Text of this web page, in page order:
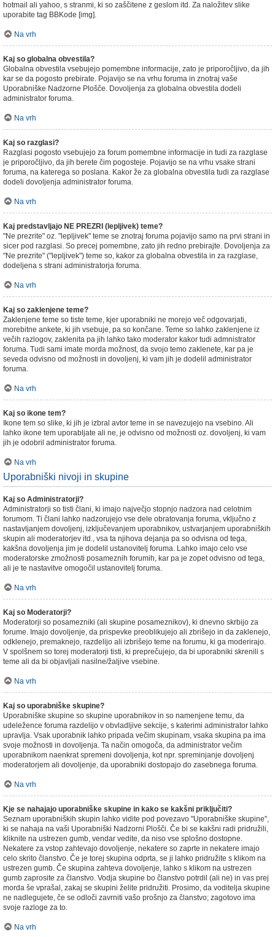
hotmail ali yahoo, s stranmi, ki so zaščitene z geslom itd. Za naložitev slike
uporabite tag BBKode [img].
Na vrh
Kaj so globalna obvestila?
Globalna obvestila vsebujejo pomembne informacije, zato je priporočljivo, da jih
kar se da pogosto prebirate. Pojavijo se na vrhu foruma in znotraj vaše
Uporabniške Nadzorne Plošče. Dovoljenja za globalna obvestila dodeli
administrator foruma.
Na vrh
Kaj so razglasi?
Razglasi pogosto vsebujejo za forum pomembne informacije in tudi za razglase
je priporočljivo, da jih berete čim pogosteje. Pojavijo se na vrhu vsake strani
foruma, na katerega so poslana. Kakor že za globalna obvestila tudi za razglase
dodeli dovoljenja administrator foruma.
Na vrh
Kaj predstavljajo NE PREZRI (lepljivek) teme?
"Ne prezrite" oz. "lepljivek" teme se znotraj foruma pojavijo samo na prvi strani in
sicer pod razglasi. So precej pomembne, zato jih redno prebirajte. Dovoljenja za
"Ne prezrite" ("lepljivek") teme so, kakor za globalna obvestila in za razglase,
dodeljena s strani administratorja foruma.
Na vrh
Kaj so zaklenjene teme?
Zaklenjene teme so tiste teme, kjer uporabniki ne morejo več odgovarjati,
morebitne ankete, ki jih vsebuje, pa so končane. Teme so lahko zaklenjene iz
večih razlogov, zaklenita pa jih lahko tako moderator kakor tudi admnistrator
foruma. Tudi sami imate morda možnost, da svojo temo zaklenete, kar pa je
seveda odvisno od možnosti in dovoljenj, ki vam jih je dodelil administrator
foruma.
Na vrh
Kaj so ikone tem?
Ikone tem so slike, ki jih je izbral avtor teme in se navezujejo na vsebino. Ali
lahko ikone tem uporabljate ali ne, je odvisno od možnosti oz. dovoljenj, ki vam
jih je odobril administrator foruma.
Na vrh
Uporabniški nivoji in skupine
Kaj so Administratorji?
Administratorji so tisti člani, ki imajo največjo stopnjo nadzora nad celotnim
forumom. Ti člani lahko nadzorujejo vse dele obratovanja foruma, vključno z
nastavljanjem dovoljenj, izključevanjem uporabnikov, ustvarjanjem uporabniških
skupin ali moderatorjev itd., vsa ta njihova dejanja pa so odvisna od tega,
kakšna dovoljenja jim je dodelil ustanovitelj foruma. Lahko imajo celo vse
moderatorske zmožnosti posameznih forumih, kar pa je zopet odvisno od tega,
ali je te nastavitve omogočil ustanovitelj foruma.
Na vrh
Kaj so Moderatorji?
Moderatorji so posamezniki (ali skupine posameznikov), ki dnevno skrbijo za
forume. Imajo dovoljenje, da prispevke preoblikujejo ali zbrišejo in da zaklenejo,
odklenejo, premaknejo, razdelijo ali izbrišejo teme na forumu, ki ga moderirajo.
V spolšnem so torej moderatorji tisti, ki preprečujejo, da bi uporabniki skrenili s
teme ali da bi objavljali nasilne/žaljive vsebine.
Na vrh
Kaj so uporabniške skupine?
Uporabniške skupine so skupine uporabnikov in so namenjene temu, da
udeležence foruma razdelijo v obvladljive sekcije, s katerimi administrator lahko
upravlja. Vsak uporabnik lahko pripada večim skupinam, vsaka skupina pa ima
svoje možnosti in dovoljenja. Ta način omogoča, da administrator večim
uporabnikom naenkrat spremeni dovoljenja, kot npr. spreminjanje dovoljenj
moderatorjem ali dovoljenje, da uporabniki dostopajo do zasebnega foruma.
Na vrh
Kje se nahajajo uporabniške skupine in kako se kakšni priključiti?
Seznam uporabniških skupin lahko vidite pod povezavo "Uporabniške skupine",
ki se nahaja na vaši Uporabniški Nadzorni Plošči. Če bi se kakšni radi pridružili,
kliknite na ustrezen gumb, vendar vedite, da niso vse splošno dostopne.
Nekatere za vstop zahtevajo dovoljenje, nekatere so zaprte in nekatere imajo
celo skrito članstvo. Če je torej skupina odprta, se ji lahko pridružite s klikom na
ustrezen gumb. Če skupina zahteva dovoljenje, lahko s klikom na ustrezen
gumb zaprosite za članstvo. Vodja skupine bo članstvo potrdil (ali ne) in vas prej
morda še vprašal, zakaj se skupini želite pridružiti. Prosimo, da voditelja skupine
ne nadlegujete, če se odloči zavrniti vašo prošnjo za članstvo; zagotovo ima
svoje razloge za to.
Na vrh